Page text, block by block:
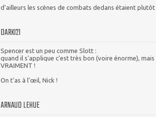
d'ailleurs les scènes de combats dedans étaient plutôt
DARKI21
Spencer est un peu comme Slott :
quand il s'applique c'est très bon (voire énorme),
VRAIMENT !
On t'as à l’œil, Nick !
ARNAUD LEHUE